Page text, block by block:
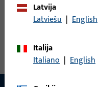
Peržiūrėti visus variantus
Latvija
Latviešu | English
Italija
Italiano | English